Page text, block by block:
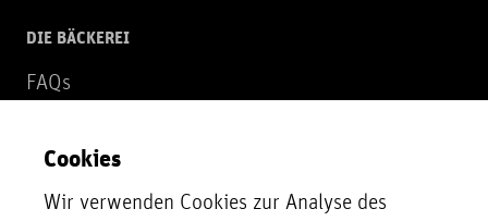
DIE BÄCKEREI
FAQs
NEWSLETTER
Zur Newsletter Anmeldung
Cookies
Wir verwenden Cookies zur Analyse des